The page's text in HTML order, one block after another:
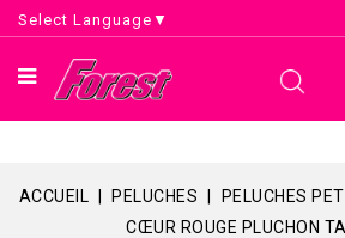
Select Language ▼
ACCUEIL PELUCHES PELUCHES
CŒUR ROUGE PLUCHON